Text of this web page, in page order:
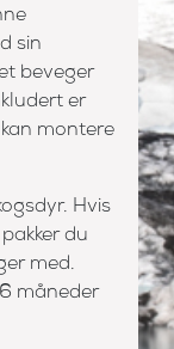
sin
beveger
er
montere
Hvis
du
med.
måneder